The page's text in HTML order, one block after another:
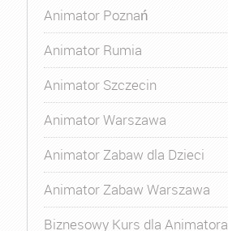
Animator Poznań
Animator Rumia
Animator Szczecin
Animator Warszawa
Animator Zabaw dla Dzieci
Animator Zabaw Warszawa
Biznesowy Kurs dla Animatora